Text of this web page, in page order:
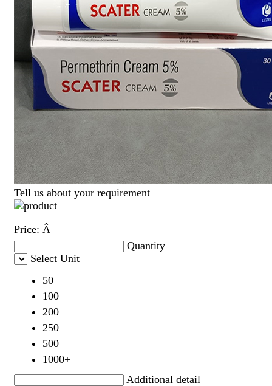
Tell us about your requirement
Price: Â
Quantity
Select Unit
50
100
200
250
500
1000+
Additional detail